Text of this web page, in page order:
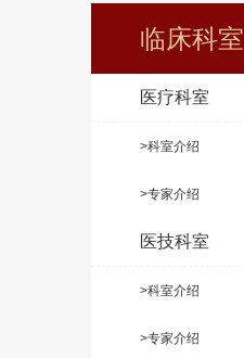
临床科室
医疗科室
>科室介绍
>专家介绍
医技科室
>科室介绍
>专家介绍